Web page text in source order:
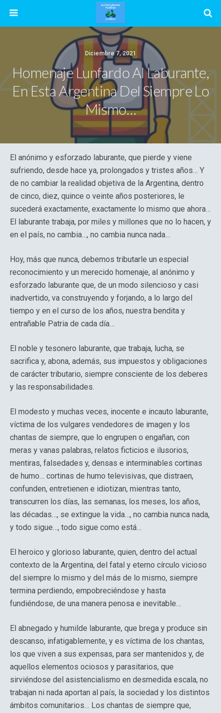
Diciembre 7, 2021
Homenaje Lunfardo Al Laburante,
En Esta Argentina Del Siempre Lo
Mismo…
El anónimo y esforzado laburante, que pierde y viene
sufriendo, desde hace ya, prolongados y tristes años… Y
de no cambiar la realidad objetiva de la Argentina, dentro
de cinco, diez, quince o veinte años posteriores, le
sucederá exactamente, exactamente lo mismo que ahora…
El laburante trabaja, por miles y millones que no lo hacen, y
en el país, no cambia…, no cambia nunca nada…
Hoy, más que nunca, debemos tributarle un especial
reconocimiento y un merecido homenaje, al anónimo y
esforzado laburante que, de un modo silencioso y casi
inadvertido, va construyendo y forjando, a lo largo del
tiempo y en el curso de los años, nuestra bendita y
entrañable Patria de cada día…
El noble y tesonero laburante, que trabaja, lucha, se
sacrifica y, abona, además, sus impuestos y obligaciones
de carácter tributario, siempre consciente de los deberes
y las responsabilidades.
El modesto y muchas veces, inocente e incauto laburante,
víctima de los vulgares vendedores de imagen y los
chantas de siempre, que lo engrupen o engañan, con
meras y vanas palabras, relatos ficticios e ilusorios,
mentiras, falsedades y, densas e interminables cortinas
de humo… cortinas de humo televisivas, que distraen,
confunden, entretienen e idiotizan, mientras tanto,
transcurren los días, las semanas, los meses, los años,
las décadas…, se extingue la vida…, no cambia nunca nada,
y todo sigue…, todo sigue como está…
El heroico y glorioso laburante, quien, dentro del actual
contexto de la Argentina, del fatal y eterno círculo vicioso
del siempre lo mismo y del más de lo mismo, siempre
termina perdiendo, empobreciéndose y hasta
fundiéndose, de una manera penosa e inevitable…
El abnegado y humilde laburante, que brega y produce sin
descanso, infatigablemente, y es víctima de los chantas,
los que viven a sus expensas, para ser mantenidos y, de
aquellos elementos ociosos y parasitarios, que
sirviéndose del asistencialismo en desmedida escala, no
trabajan ni nada aportan al país, la sociedad y los distintos
ámbitos comunitarios… Los chantas de siempre que,